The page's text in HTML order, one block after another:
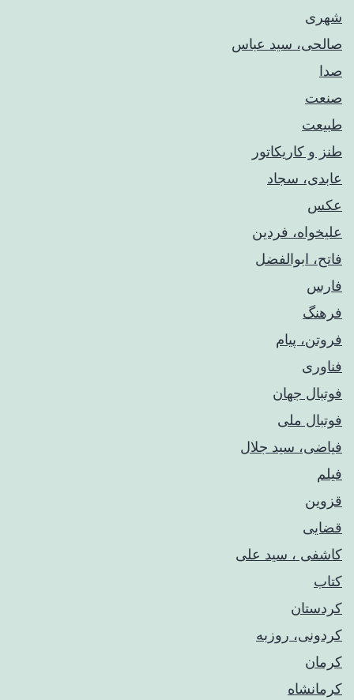
شهری
صالحی، سید عباس
صدا
صنعت
طبیعت
طنز و کاریکاتور
عابدی، سجاد
عکس
علیخواه، فردین
فاتح، ابوالفضل
فارس
فرهنگ
فروتن، پیام
فناوری
فوتبال جهان
فوتبال ملی
فیاضی، سید جلال
فیلم
قزوین
قضایی
کاشفی ، سید علی
کتاب
کردستان
کردونی، روزبه
کرمان
کرمانشاه